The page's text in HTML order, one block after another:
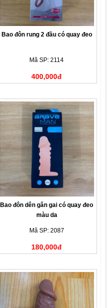
Bao đôn rung 2 đầu có quay đeo
Mã SP: 2114
400,000đ
Bao đôn dên gân gai có quay đeo
màu da
Mã SP: 2087
180,000đ